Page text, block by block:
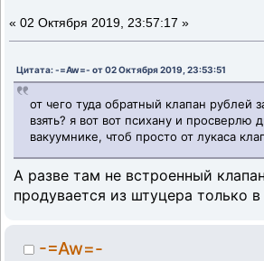
« 02 Октября 2019, 23:57:17 »
Цитата: -=Aw=- от 02 Октября 2019, 23:53:51
от чего туда обратный клапан рублей
взять? я вот вот психану и просверлю
вакуумнике, чтоб просто от лукаса
А разве там не встроенный
продувается из штуцера только
-=Aw=-